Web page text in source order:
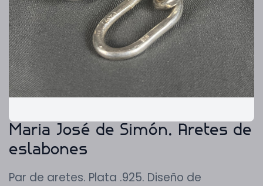
Maria José de Simón. Aretes de
eslabones
Par de aretes. Plata .925. Diseño de